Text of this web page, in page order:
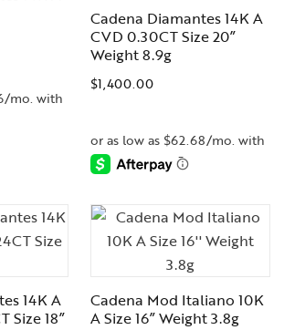
Cadena Diamantes 14K A
CVD 0.30CT Size 20”
Weight 8.9g
$1,400.00
-
14K A
Size 18”
Cadena Mod Italiano 10K
A Size 16” Weight 3.8g